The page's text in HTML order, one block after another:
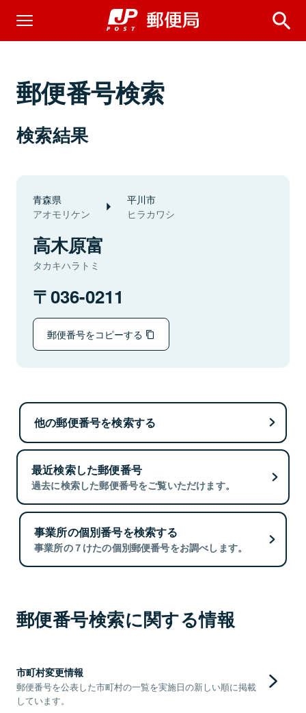
郵便番号検索
検索結果
青森県
アオモリケン
平川市
ヒラカワシ
高木原富
タカキハラトミ
036-0211
郵便番号をコピーする
他の郵便番号を検索する
最近検索した郵便番号
過去に検索した郵便番号をご覧いただけます。
事業所の個別番号を検索する
事業所の７けたの個別郵便番号をお調べします。
郵便番号検索に関する情報
市町村変更情報
郵便番号を公表した市町村の一覧を実施日の新しい順に掲載
しています。